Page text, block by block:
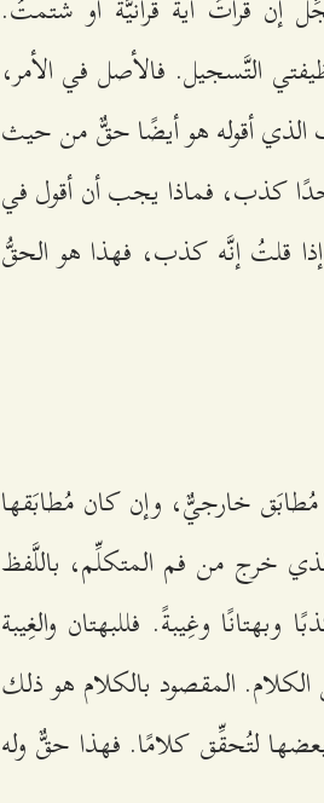
التَّسجيل. فالأصل في الأمر،
الذي أقوله هو أيضًا حقٌّ من حيث
كذب، فماذا يجب أن أقول في
قلتُ إنَّه كذب، فهذا هو الحقُّ
خارجيٌّ، وإن كان مُطابَقها
خرج من فم المتكلِّم، باللَّفظ
وغِيبةً. فللبهتان والغِيبة
المقصود بالكلام هو ذلك
لتُحقِّق كلامًا. فهذا حقٌّ وله